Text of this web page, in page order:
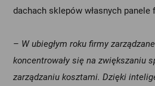
dachach sklepów własnych
– W ubiegłym roku firmy
koncentrowały się na zwiększaniu
zarządzaniu kosztami. Dzięki